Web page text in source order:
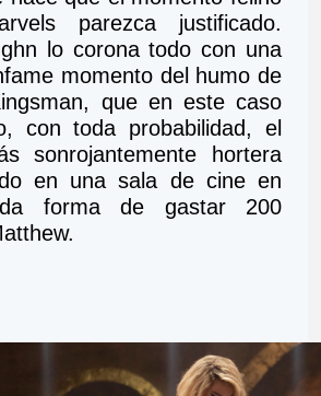
parezca justificado.
lo corona todo con una
momento del humo de
que en este caso
con toda probabilidad, el
sonrojantemente hortera
en una sala de cine en
forma de gastar 200